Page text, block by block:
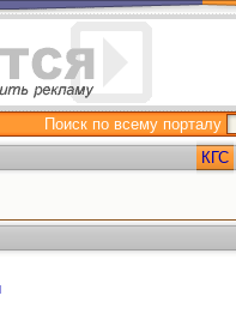
Поиск по всему порталу
КГС